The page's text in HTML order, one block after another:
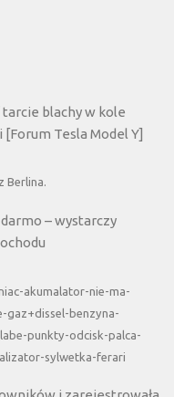
blachy w kole
Tesla Model Y]
Berlina.
– wystarczy
akumalator-nie-ma-
gaz+dissel-benzyna-
punkty-odcisk-palca-
sylwetka-ferari